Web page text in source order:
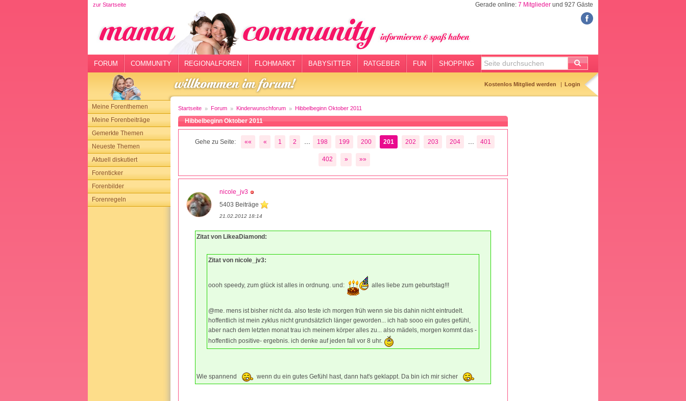
zur Startseite Gerade online: 7 Mitglieder und 927 Gäste
FORUM COMMUNITY REGIONALFOREN FLOHMARKT BABYSITTER RATGEBER FUN SHOPPING
Kostenlos Mitglied werden Login
Meine Forenthemen
Meine Forenbeiträge
Gemerkte Themen
Neueste Themen
Aktuell diskutiert
Forenticker
Forenbilder
Forenregeln
Startseite Forum Kinderwunschforum Hibbelbeginn Oktober 2011
Hibbelbeginn Oktober 2011
Gehe zu Seite: «« « 1 2 198 199 200 201 202 203 204 401
402 » »»
nicole_jv3
5403 Beiträge
21.02.2012 18:14
Zitat von LikeaDiamond:
Zitat von nicole_jv3:
oooh speedy, zum glück ist alles in ordnung. und: alles liebe zum geburtstag!!!
@me. mens ist bisher nicht da. also teste ich morgen früh wenn sie bis dahin nicht eintrudelt.
hoffentlich ist mein zyklus nicht grundsätzlich länger geworden... ich hab sooo ein gutes gefühl,
aber nach dem letzten monat trau ich meinem körper alles zu... also mädels, morgen kommt das -
hoffentlich positive- ergebnis. ich denke auf jeden fall vor 8 uhr.
Wie spannend wenn du ein gutes Gefühl hast, dann hat's geklappt. Da bin ich mir sicher